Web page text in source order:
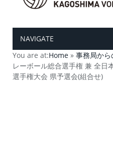
NAVIGATE
You are at:Home » 事務局か
レーボール総合選手権 兼 全日
選手権大会 県予選会(組合せ)